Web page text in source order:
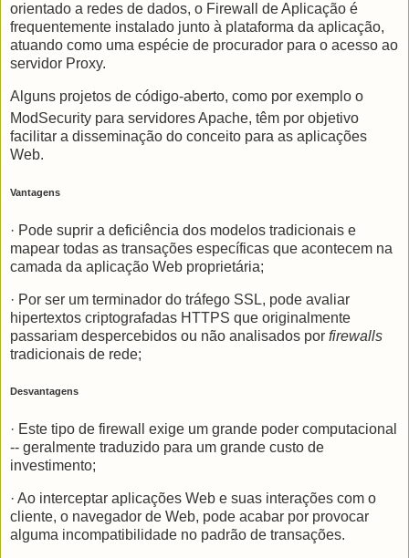
orientado a redes de dados, o Firewall de Aplicação é
frequentemente instalado junto à plataforma da aplicação,
atuando como uma espécie de procurador para o acesso ao
servidor Proxy.
Alguns projetos de código-aberto, como por exemplo o
ModSecurity para servidores Apache, têm por objetivo
facilitar a disseminação do conceito para as aplicações
Web.
Vantagens
· Pode suprir a deficiência dos modelos tradicionais e
mapear todas as transações específicas que acontecem na
camada da aplicação Web proprietária;
· Por ser um terminador do tráfego SSL, pode avaliar
hipertextos criptografadas HTTPS que originalmente
passariam despercebidos ou não analisados por firewalls
tradicionais de rede;
Desvantagens
· Este tipo de firewall exige um grande poder computacional
-- geralmente traduzido para um grande custo de
investimento;
· Ao interceptar aplicações Web e suas interações com o
cliente, o navegador de Web, pode acabar por provocar
alguma incompatibilidade no padrão de transações.